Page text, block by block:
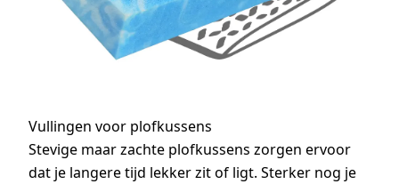
Vullingen voor plofkussens
Stevige maar zachte plofkussens zorgen ervoor
dat je langere tijd lekker zit of ligt. Sterker nog je